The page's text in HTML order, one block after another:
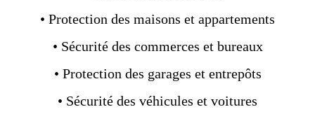
• Protection des maisons et appartements
• Sécurité des commerces et bureaux
• Protection des garages et entrepôts
• Sécurité des véhicules et voitures